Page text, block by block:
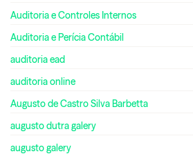
Auditoria e Controles Internos
Auditoria e Perícia Contábil
auditoria ead
auditoria online
Augusto de Castro Silva Barbetta
augusto dutra galery
augusto galery